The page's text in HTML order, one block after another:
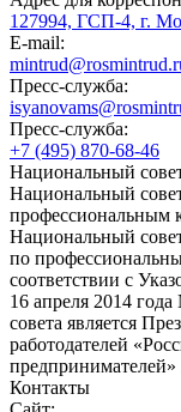
127994, ГСП-4, г.
E-mail:
Пресс-служба:
Пресс-служба:
+7 (495) 870-68-46
Национальный
Национальный
профессиональным
Национальный
по
соответствии с
16 апреля 2014
совета является
работодателей
Контакты